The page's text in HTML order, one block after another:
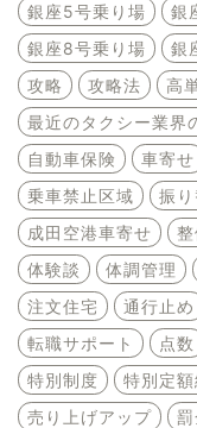
銀座5号乗り場
銀
銀座8号乗り場
銀
攻略
攻略法 高
最近のタクシー業界
自動車保険
車寄せ
乗車禁止区域
振
成田空港車寄せ
体験談
体調管理
注文住宅
通行止め
転職サポート
点数
特別制度
特別定
売り上げアップ
罰